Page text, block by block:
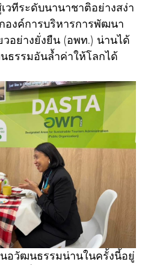
วทีระดับนานาชาติอย่างสง่า
องค์การบริหารการพัฒนา
อย่างยั่งยืน (อพท.) น่านได้
รรมอันล้ำค่าให้โลกได้
อวัฒนธรรมน่านในครั้งนี้อยู่